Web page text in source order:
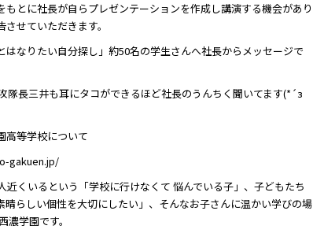
もとに社長が自らプレゼンテーションを作成し講演する機会があり
せていただきます。
はなりたい自分探し」約50名の学生さんへ社長からメッセージで
隊長三井も耳にタコができるほど社長のうんちく聞いてます(*´з
高等学校について
gakuen.jp/
近くいるという「学校に行けなくて 悩んでいる子」、子どもたち
晴らしい個性を大切にしたい」、そんなお子さんに温かい学びの場
濃学園です。